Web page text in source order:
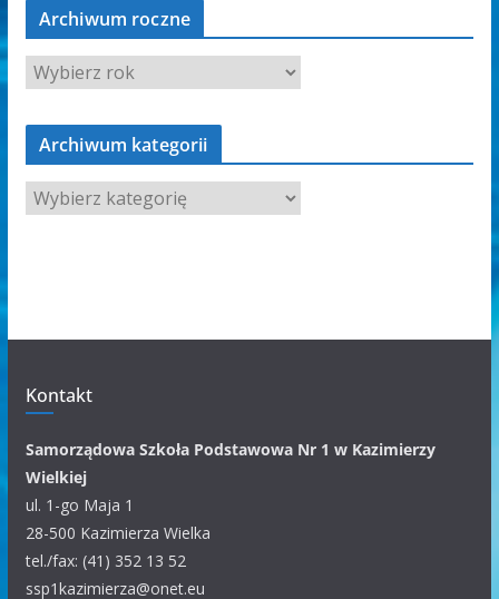
Archiwum roczne
Archiwum kategorii
A
r
m
k
a
t
e
g
o
r
Kontakt
Samorządowa Szkoła Podstawowa Nr 1 w Kazimierzy
Wielkiej
ul. 1-go Maja 1
28-500 Kazimierza Wielka
tel./fax: (41) 352 13 52
ssp1kazimierza@onet.eu